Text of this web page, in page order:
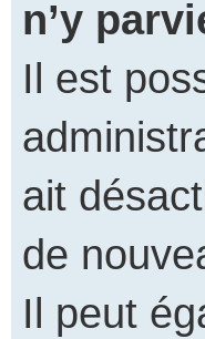
n’y
Il est
ait
de
Il peut